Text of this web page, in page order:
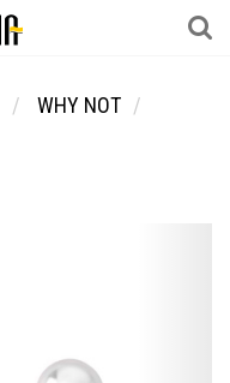
WHY NOT